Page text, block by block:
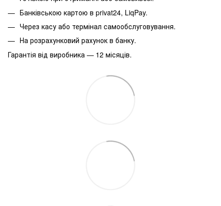
Банківською картою в privat24, LiqPay.
Через касу або термінал самообслуговування.
На розрахунковий рахунок в банку.
Гарантія від виробника — 12 місяців.